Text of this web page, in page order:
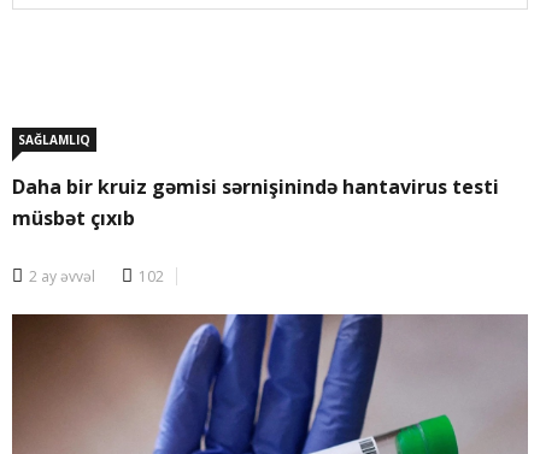
SAĞLAMLIQ
Daha bir kruiz gəmisi sərnişinində hantavirus testi
müsbət çıxıb
2 ay əvvəl 102